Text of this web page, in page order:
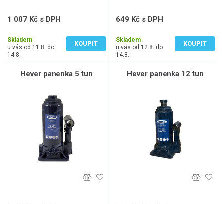
1 007 Kč s DPH
Skladem
u vás od 11.8. do
14.8.
KOUPIT
649 Kč s DPH
Skladem
u vás od 12.8. do
14.8.
KOUPIT
Hever panenka 5 tun Hever panenka 12 tun